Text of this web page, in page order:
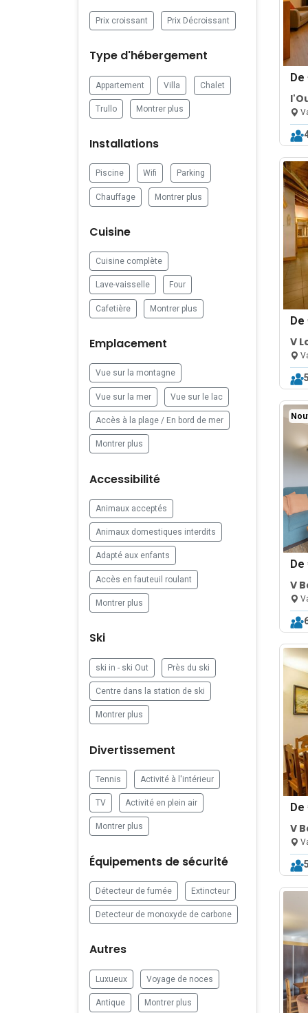
Prix croissant Prix Décroissant
Type d'hébergement
Appartement Villa Chalet
Trullo Montrer plus
Installations
Piscine Wifi Parking
Chauffage Montrer plus
Cuisine
Cuisine complète
Lave-vaisselle Four
Cafetière Montrer plus
Emplacement
Vue sur la montagne
Vue sur la mer Vue sur le lac
Accès à la plage / En bord de mer
Montrer plus
Accessibilité
Animaux acceptés
Animaux domestiques interdits
Adapté aux enfants
Accès en fauteuil roulant
Montrer plus
Ski
ski in - ski Out Près du ski
Centre dans la station de ski
Montrer plus
Divertissement
Tennis Activité à l'intérieur
TV Activité en plein air
Montrer plus
Équipements de sécurité
Détecteur de fumée Extincteur
Detecteur de monoxyde de carbone
Autres
Luxueux Voyage de noces
Antique Montrer plus
De
&
De
V
5
De
V
De
V
5